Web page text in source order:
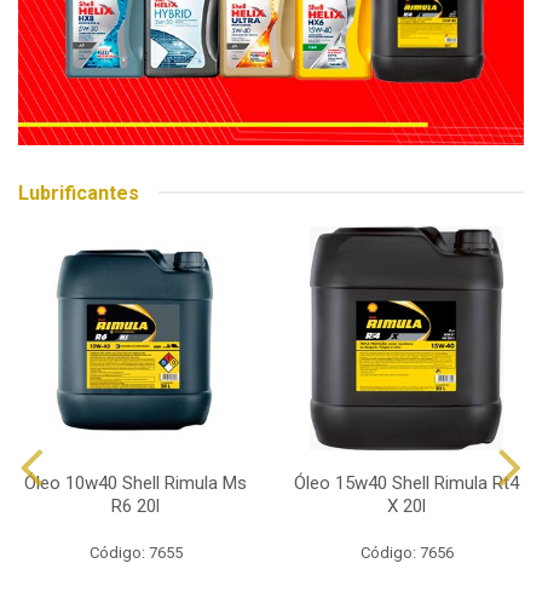
Lubrificantes
Óleo 10w40 Shell Rimula Ms
R6 20l
Código: 7655
Óleo 15w40 Shell Rimula Rt4
X 20l
Código: 7656